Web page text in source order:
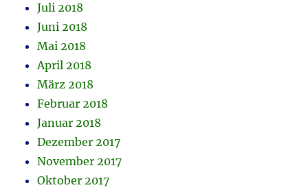
Juli 2018
Juni 2018
Mai 2018
April 2018
März 2018
Februar 2018
Januar 2018
Dezember 2017
November 2017
Oktober 2017